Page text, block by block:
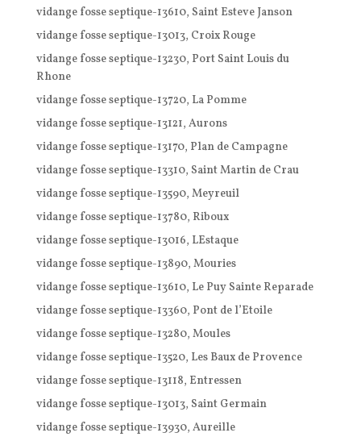
vidange fosse septique-13610, Saint Esteve Janson
vidange fosse septique-13013, Croix Rouge
vidange fosse septique-13230, Port Saint Louis du
Rhone
vidange fosse septique-13720, La Pomme
vidange fosse septique-13121, Aurons
vidange fosse septique-13170, Plan de Campagne
vidange fosse septique-13310, Saint Martin de Crau
vidange fosse septique-13590, Meyreuil
vidange fosse septique-13780, Riboux
vidange fosse septique-13016, LEstaque
vidange fosse septique-13890, Mouries
vidange fosse septique-13610, Le Puy Sainte Reparade
vidange fosse septique-13360, Pont de l’Etoile
vidange fosse septique-13280, Moules
vidange fosse septique-13520, Les Baux de Provence
vidange fosse septique-13118, Entressen
vidange fosse septique-13013, Saint Germain
vidange fosse septique-13930, Aureille